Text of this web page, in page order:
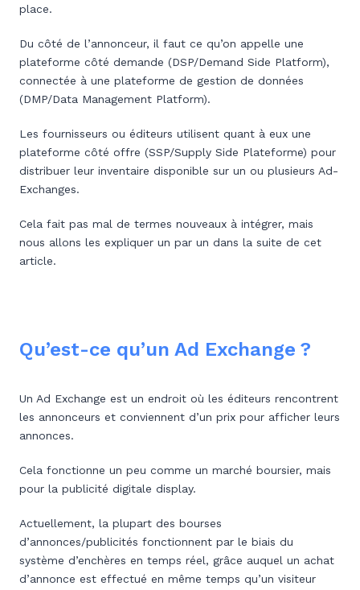
place.
Du côté de l’annonceur, il faut ce qu’on appelle une
plateforme côté demande (DSP/Demand Side Platform),
connectée à une plateforme de gestion de données
(DMP/Data Management Platform).
Les fournisseurs ou éditeurs utilisent quant à eux une
plateforme côté offre (SSP/Supply Side Plateforme) pour
distribuer leur inventaire disponible sur un ou plusieurs Ad-
Exchanges.
Cela fait pas mal de termes nouveaux à intégrer, mais
nous allons les expliquer un par un dans la suite de cet
article.
Qu’est-ce qu’un Ad Exchange ?
Un Ad Exchange est un endroit où les éditeurs rencontrent
les annonceurs et conviennent d’un prix pour afficher leurs
annonces.
Cela fonctionne un peu comme un marché boursier, mais
pour la publicité digitale display.
Actuellement, la plupart des bourses
d’annonces/publicités fonctionnent par le biais du
système d’enchères en temps réel, grâce auquel un achat
d’annonce est effectué en même temps qu’un visiteur